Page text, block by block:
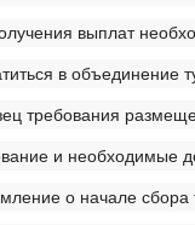
выплат
в объединение
требования
и необходимые
о начале